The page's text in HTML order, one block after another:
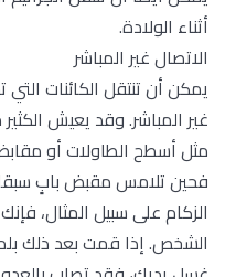
أثناء الولادة.
الاتصال غير المباشر
يمكن أن تنتقل الكائنات
غير المباشر. وقد يعيش
مثل أسطح الطاولات أو مقابض
فحين تلامس مقبض بابٍ
الزكام على سبيل المثال،
الشخص. إذا قمت بعد ذلك